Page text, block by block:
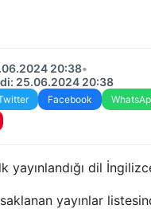
20:38•
25.06.2024 20:38
Facebook
yayınlandığı dil
yayınlar